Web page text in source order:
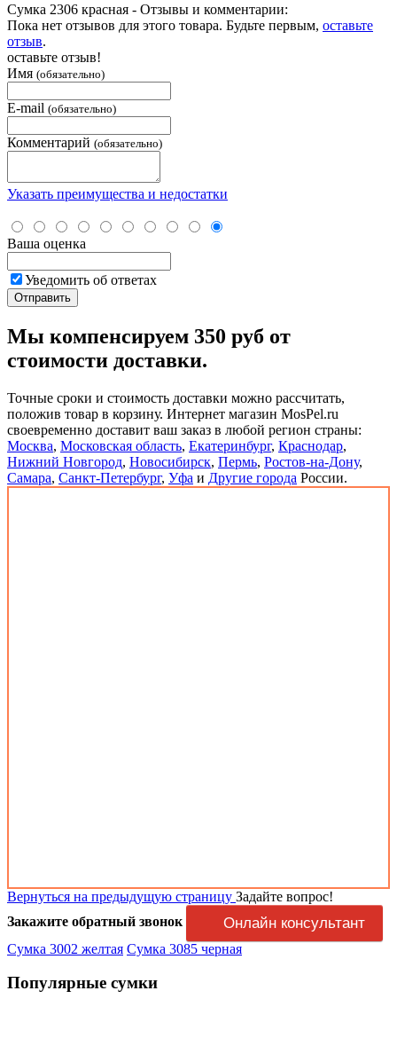
Сумка 2306 красная - Отзывы и комментарии:
Пока нет отзывов для этого товара. Будьте первым, оставьте
отзыв.
оставьте отзыв!
Имя (обязательно)
E-mail (обязательно)
Комментарий (обязательно)
Указать преимущества и недостатки
Ваша оценка
Уведомить об ответах
Мы компенсируем 350 руб от
стоимости доставки.
Точные сроки и стоимость доставки можно рассчитать,
положив товар в корзину. Интернет магазин MosPel.ru
своевременно доставит ваш заказ в любой регион страны:
Москва, Московская область, Екатеринбург, Краснодар,
Нижний Новгород, Новосибирск, Пермь, Ростов-на-Дону,
Самара, Санкт-Петербург, Уфа и Другие города России.
Вернуться на предыдущую страницу Задайте вопрос!
Закажите обратный звонок
Онлайн консультант
Сумка 3002 желтая Сумка 3085 черная
Популярные сумки